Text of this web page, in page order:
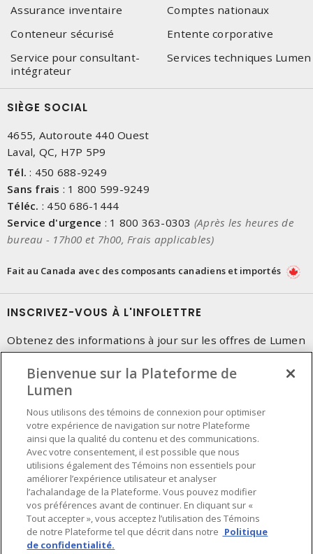
Assurance inventaire
Comptes nationaux
Conteneur sécurisé
Entente corporative
Service pour consultant-
intégrateur
Services techniques Lumen
SIÈGE SOCIAL
4655, Autoroute 440 Ouest
Laval, QC, H7P 5P9
Tél. : 450 688-9249
Sans frais : 1 800 599-9249
Téléc. : 450 686-1444
Service d'urgence : 1 800 363-0303 (Après les heures de
bureau - 17h00 et 7h00, Frais applicables)
Fait au Canada avec des composants canadiens et importés
INSCRIVEZ-VOUS À L'INFOLETTRE
Obtenez des informations à jour sur les offres de Lumen
Préférences en matière de cookies
Bienvenue sur la Plateforme de
Lumen
Nous utilisons des témoins de connexion pour optimiser
votre expérience de navigation sur notre Plateforme
ainsi que la qualité du contenu et des communications.
Avec votre consentement, il est possible que nous
utilisions également des Témoins non essentiels pour
améliorer l’expérience utilisateur et analyser
l’achalandage de la Plateforme. Vous pouvez modifier
vos préférences avant de continuer. En cliquant sur «
Tout accepter », vous acceptez l’utilisation des Témoins
de notre Plateforme tel que décrit dans notre Politique
de confidentialité.